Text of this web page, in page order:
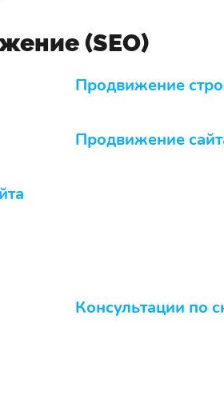
(SEO)
Продвижение
Продвижение
Консультации по